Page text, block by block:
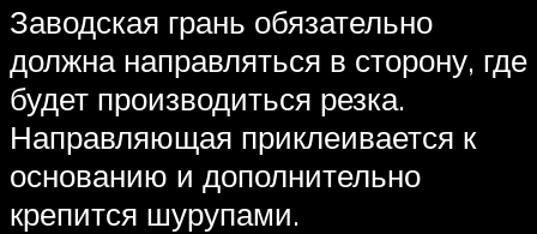
Заводская грань обязательно
должна направляться в сторону, где
будет производиться резка.
Направляющая приклеивается к
основанию и дополнительно
крепится шурупами.